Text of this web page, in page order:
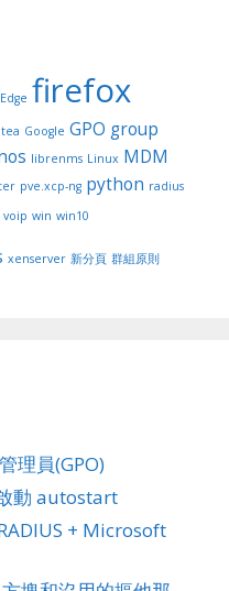
Edge firefox
Google GPO group
librenms Linux MDM
pve.xcp-ng python radius
voip win win10
xenserver 新分頁 群組原則
理員(GPO)
動 autostart
+ Microsoft